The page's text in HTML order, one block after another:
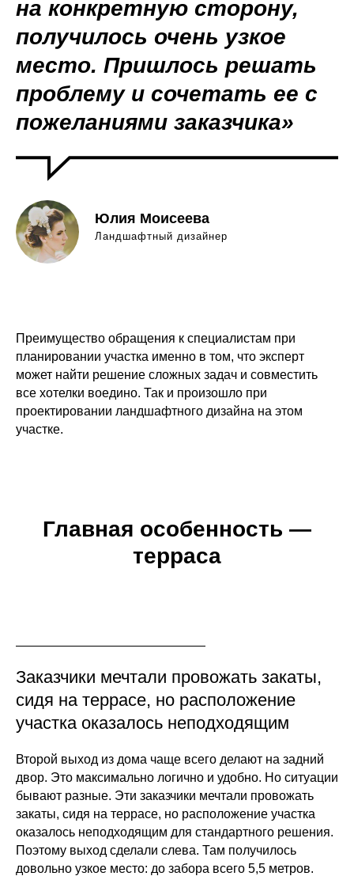
на конкретную сторону,
получилось очень узкое
место. Пришлось решать
проблему и сочетать ее с
пожеланиями заказчика»
Юлия Моисеева
Ландшафтный дизайнер
Преимущество обращения к специалистам при
планировании участка именно в том, что эксперт
может найти решение сложных задач и совместить
все хотелки воедино. Так и произошло при
проектировании ландшафтного дизайна на этом
участке.
Главная особенность —
терраса
Заказчики мечтали провожать закаты,
сидя на террасе, но расположение
участка оказалось неподходящим
Второй выход из дома чаще всего делают на задний
двор. Это максимально логично и удобно. Но ситуации
бывают разные. Эти заказчики мечтали провожать
закаты, сидя на террасе, но расположение участка
оказалось неподходящим для стандартного решения.
Поэтому выход сделали слева. Там получилось
довольно узкое место: до забора всего 5,5 метров.